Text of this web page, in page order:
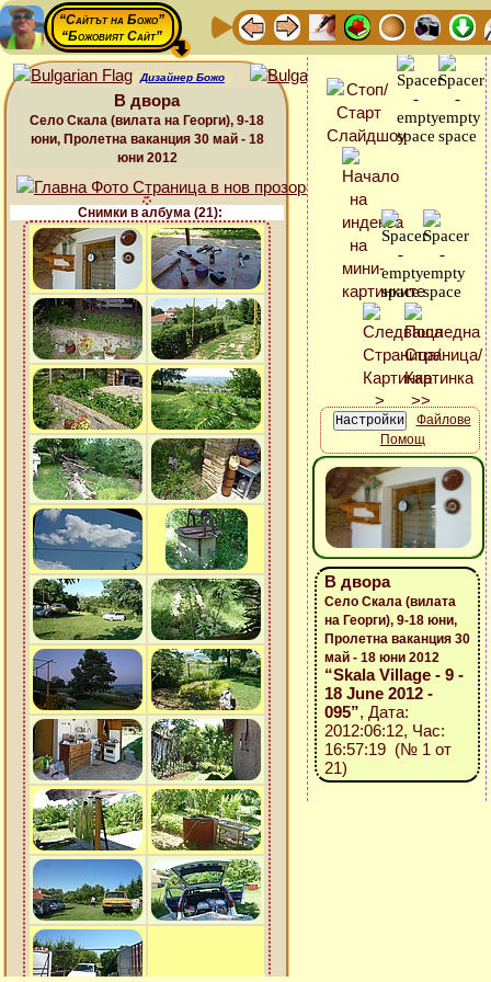
“Сайтът на Божо”
“Божовият Сайт”
Дизайнер Божо
В двора
Село Скала (вилата на Георги), 9-18
юни, Пролетна ваканция 30 май - 18
юни 2012
Снимки в албума (21):
Файлове
Помощ
В двора
Село Скала (вилата
на Георги), 9-18 юни,
Пролетна ваканция 30
май - 18 юни 2012
“Skala Village - 9 -
18 June 2012 -
095”, Дата:
2012:06:12, Час:
16:57:19 (№ 1 от
21)